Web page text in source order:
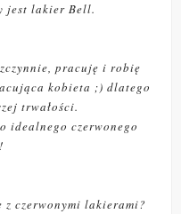
jest lakier Bell.
pracuję i robię
kobieta ;) dlatego
trwałości.
idealnego czerwonego
z czerwonymi lakierami?